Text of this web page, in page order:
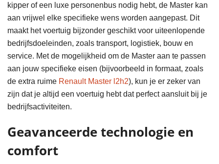
kipper of een luxe personenbus nodig hebt, de Master kan
aan vrijwel elke specifieke wens worden aangepast. Dit
maakt het voertuig bijzonder geschikt voor uiteenlopende
bedrijfsdoeleinden, zoals transport, logistiek, bouw en
service. Met de mogelijkheid om de Master aan te passen
aan jouw specifieke eisen (bijvoorbeeld in formaat, zoals
de extra ruime Renault Master l2h2), kun je er zeker van
zijn dat je altijd een voertuig hebt dat perfect aansluit bij je
bedrijfsactiviteiten.
Geavanceerde technologie en
comfort